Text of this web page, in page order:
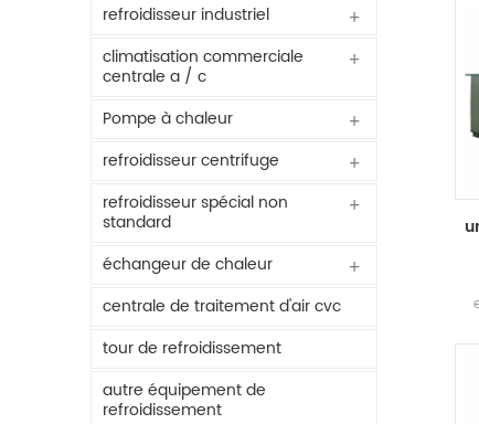
refroidisseur industriel
climatisation commerciale
centrale a / c
Pompe à chaleur
refroidisseur centrifuge
refroidisseur spécial non
standard
échangeur de chaleur
centrale de traitement d'air cvc
tour de refroidissement
autre équipement de
refroidissement